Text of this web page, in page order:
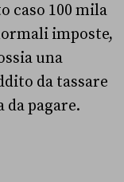
caso 100 mila
imposte,
una
da tassare
pagare.